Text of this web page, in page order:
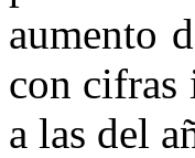
aumento
con cifras
a las del